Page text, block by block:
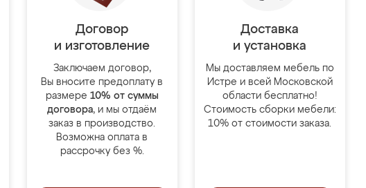
Договор
и изготовление
Заключаем договор,
Вы вносите предоплату в
размере 10% от суммы
договора, и мы отдаём
заказ в производство.
Возможна оплата в
рассрочку без %.
Доставка
и установка
Мы доставляем мебель по
Истре и всей Московской
области бесплатно!
Стоимость сборки мебели:
10% от стоимости заказа.